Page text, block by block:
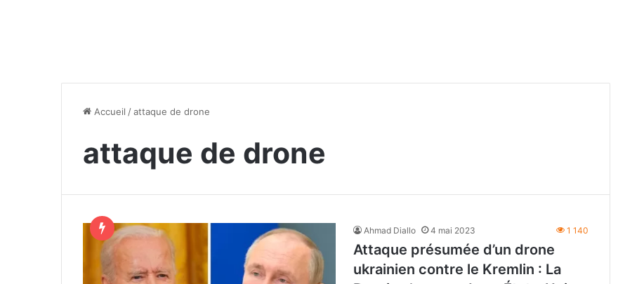
Accueil /attaque de drone
attaque de drone
Ahmad Diallo 4 mai 2023 1 140
Attaque présumée d’un drone
ukrainien contre le Kremlin : La